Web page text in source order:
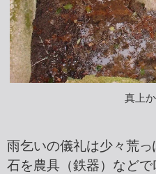
真上
雨乞いの儀礼は少々荒
石を農具（鉄器）など